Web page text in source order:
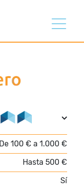
De 100 € a 1.000 €
Hasta 500 €
Sí